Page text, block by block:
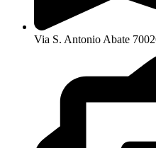
Via S. Antonio Abate